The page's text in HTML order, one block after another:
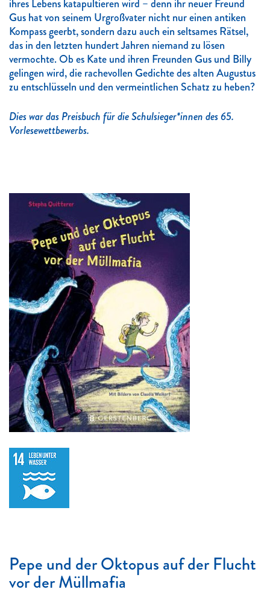
ihres Lebens katapultieren wird – denn ihr neuer Freund
Gus hat von seinem Urgroßvater nicht nur einen antiken
Kompass geerbt, sondern dazu auch ein seltsames Rätsel,
das in den letzten hundert Jahren niemand zu lösen
vermochte. Ob es Kate und ihren Freunden Gus und Billy
gelingen wird, die rachevollen Gedichte des alten Augustus
zu entschlüsseln und den vermeintlichen Schatz zu heben?
Dies war das Preisbuch für die Schulsieger*innen des 65.
Vorlesewettbewerbs.
Pepe und der Oktopus auf der Flucht
vor der Müllmafia